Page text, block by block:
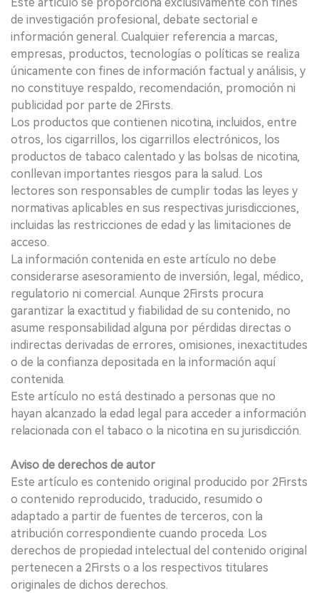
de investigación profesional, debate sectorial e
información general. Cualquier referencia a marcas,
empresas, productos, tecnologías o políticas se realiza
únicamente con fines de información factual y análisis, y
no constituye respaldo, recomendación, promoción ni
publicidad por parte de 2Firsts.
Los productos que contienen nicotina, incluidos, entre
otros, los cigarrillos, los cigarrillos electrónicos, los
productos de tabaco calentado y las bolsas de nicotina,
conllevan importantes riesgos para la salud. Los
lectores son responsables de cumplir todas las leyes y
normativas aplicables en sus respectivas jurisdicciones,
incluidas las restricciones de edad y las limitaciones de
acceso.
La información contenida en este artículo no debe
considerarse asesoramiento de inversión, legal, médico,
regulatorio ni comercial. Aunque 2Firsts procura
garantizar la exactitud y fiabilidad de su contenido, no
asume responsabilidad alguna por pérdidas directas o
indirectas derivadas de errores, omisiones, inexactitudes
o de la confianza depositada en la información aquí
contenida.
Este artículo no está destinado a personas que no
hayan alcanzado la edad legal para acceder a información
relacionada con el tabaco o la nicotina en su jurisdicción.
Aviso de derechos de autor
Este artículo es contenido original producido por 2Firsts
o contenido reproducido, traducido, resumido o
adaptado a partir de fuentes de terceros, con la
atribución correspondiente cuando proceda. Los
derechos de propiedad intelectual del contenido original
pertenecen a 2Firsts o a los respectivos titulares
originales de dichos derechos.